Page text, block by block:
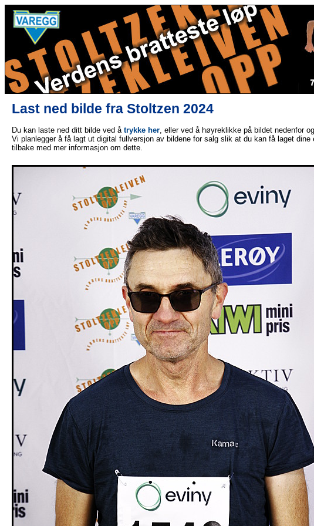
Last ned bilde fra Stoltzen 2024
Du kan laste ned ditt bilde ved å trykke her, eller ved å høyreklikke på bildet nedenfor
Vi planlegger å få lagt ut digital fullversjon av bildene for salg slik at du kan få laget
tilbake med mer informasjon om dette.